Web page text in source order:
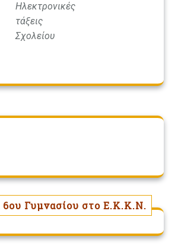
Ηλεκτρονικές
τάξεις
Σχολείου
6ου Γυμνασίου στο Ε.Κ.Κ.Ν.